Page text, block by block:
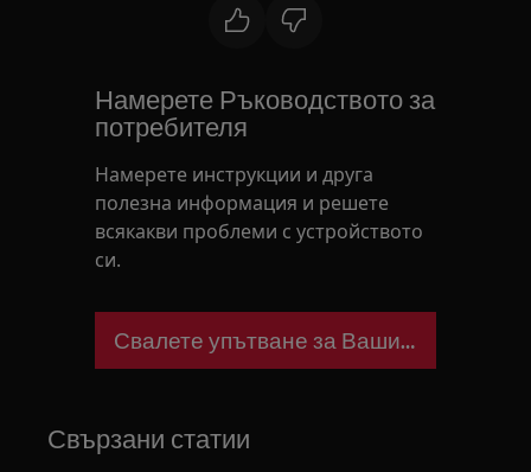
Намерете Ръководството за
потребителя
Намерете инструкции и друга
полезна информация и решете
всякакви проблеми с устройството
си.
Свалете упътване за Вашия уред
Свързани статии